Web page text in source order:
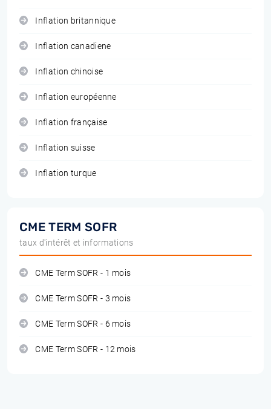
Inflation britannique
Inflation canadiene
Inflation chinoise
Inflation européenne
Inflation française
Inflation suisse
Inflation turque
CME TERM SOFR
taux d'intérêt et informations
CME Term SOFR - 1 mois
CME Term SOFR - 3 mois
CME Term SOFR - 6 mois
CME Term SOFR - 12 mois